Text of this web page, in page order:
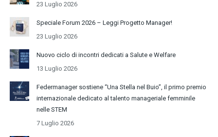
23 Luglio 2026
Speciale Forum 2026 – Leggi Progetto Manager!
23 Luglio 2026
Nuovo ciclo di incontri dedicati a Salute e Welfare
13 Luglio 2026
Federmanager sostiene “Una Stella nel Buio”, il primo premio
internazionale dedicato al talento manageriale femminile
nelle STEM
7 Luglio 2026